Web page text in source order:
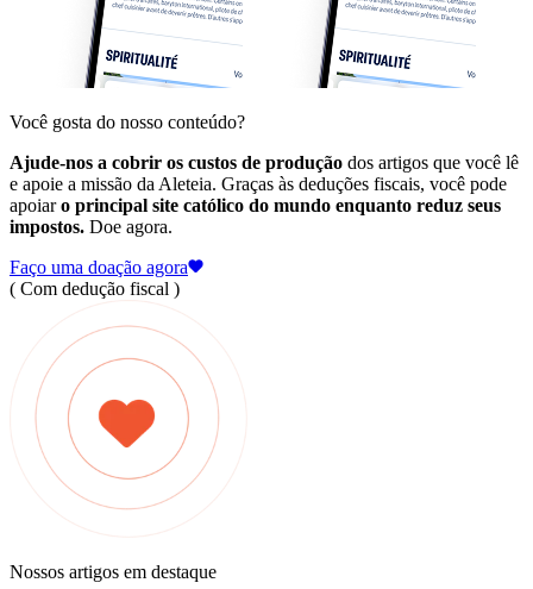
Você gosta do nosso conteúdo?
Ajude-nos a cobrir os custos de produção dos artigos que você lê
e apoie a missão da Aleteia. Graças às deduções fiscais, você pode
apoiaro principal site católico do mundo enquanto reduz seus
impostos. Doe agora.
Faço uma doação agora
( Com dedução fiscal )
Nossos artigos em destaque